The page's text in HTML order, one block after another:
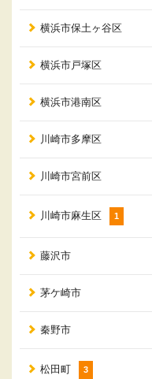
横浜市保土ヶ谷区
横浜市戸塚区
横浜市港南区
川崎市多摩区
川崎市宮前区
川崎市麻生区 1
藤沢市
茅ケ崎市
秦野市
松田町 3